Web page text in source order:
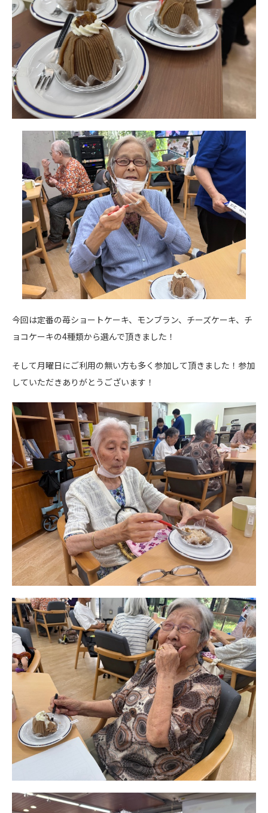
今回は定番の苺ショートケーキ、モンブラン、チーズケーキ、チ
ョコケーキの4種類から選んで頂きました！
そして月曜日にご利用の無い方も多く参加して頂きました！参加
していただきありがとうございます！